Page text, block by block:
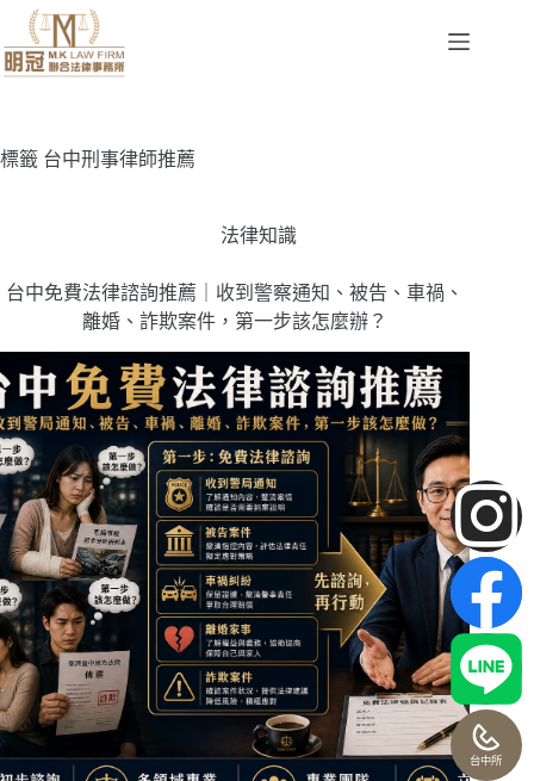
標籤 台中刑事律師推薦
法律知識
台中免費法律諮詢推薦｜收到警察通知、被告、車禍、
離婚、詐欺案件，第一步該怎麼辦？
台中所